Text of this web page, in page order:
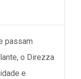
passam
o Direzza
e